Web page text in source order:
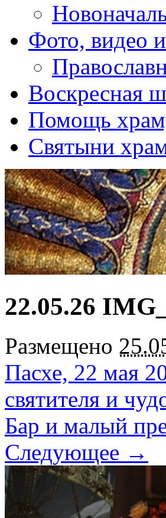
Фото, видео
Воскресная
Помощь
Святыни
22.05.26
Размещено
Пасхе, 22 мая
святителя и
Бар и малый
Следующее →